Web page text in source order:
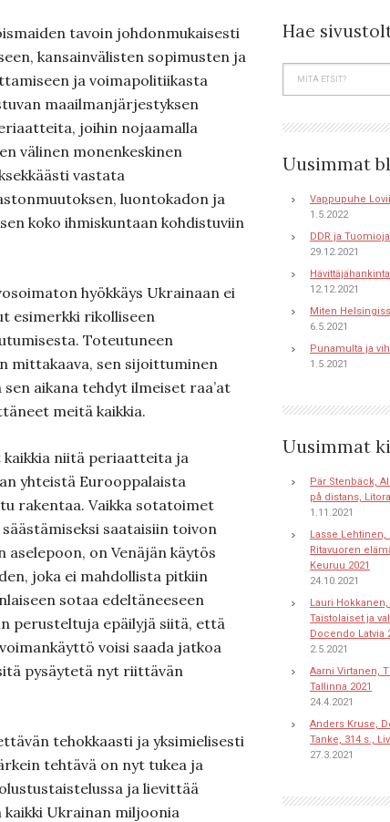
tavoin johdonmukaisesti
kansainvälisten sopimusten ja
ja voimapolitiikasta
maailmanjärjestyksen
joihin nojaamalla
välinen monenkeskinen
vastata
luontokadon ja
koko ihmiskuntaan kohdistuviin
hyökkäys Ukrainaan ei
esimerkki rikolliseen
Toteutuneen
mittakaava, sen sijoittuminen
aikana tehdyt ilmeiset raa’at
meitä kaikkia.
niitä periaatteita ja
yhteistä Eurooppalaista
rakentaa. Vaikka sotatoimet
saataisiin toivon
aselepoon, on Venäjän käytös
joka ei mahdollista pitkiin
sotaa edeltäneeseen
perusteltuja epäilyjä siitä, että
voisi saada jatkoa
pysäytetä nyt riittävän
tehokkaasti ja yksimielisesti
tehtävä on nyt tukea ja
ja lievittää
Ukrainan miljoonia
Hae
Uusimmat
Vappupuhe
1.5.2022
DDR ja Tuomioja
29.12.2021
12.12.2021
Miten
6.5.2021
Punamulta ja
1.5.2021
Uusimmat
Pär Stenbäck,
på distans,
1.11.2021
Lasse
Ritavuoren
Keuruu 2021
24.10.2021
Lauri
Taistolaiset ja
Docendo Latvia
2.5.2021
Aarni Virtanen,
Tallinna 2021
24.4.2021
Anders Kruse,
Tanke, 314 s.,
27.3.2021